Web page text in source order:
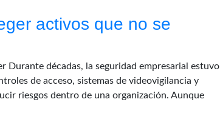
activos que no se
Durante décadas, la seguridad empresarial estuvo
de acceso, sistemas de videovigilancia y
riesgos dentro de una organización. Aunque